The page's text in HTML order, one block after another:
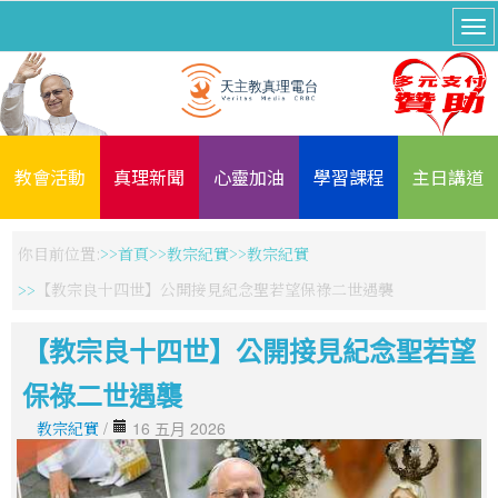
教會活動 真理新聞 心靈加油 學習課程 主日講道
你目前位置: 首頁 教宗紀實
教宗紀實
【教宗良十四世】公開接見紀念聖若望保祿二世遇襲
【教宗良十四世】公開接見紀念聖若望
保祿二世遇襲
教宗紀實 / 16 五月 2026